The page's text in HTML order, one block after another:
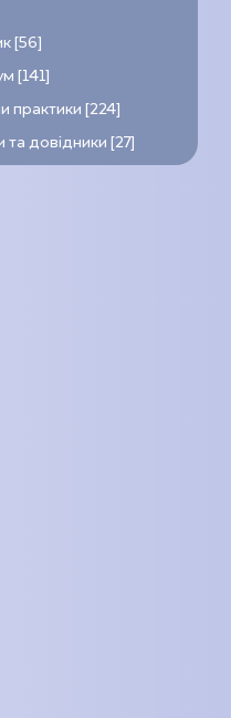
[56]
[141]
практики [224]
та довідники [27]